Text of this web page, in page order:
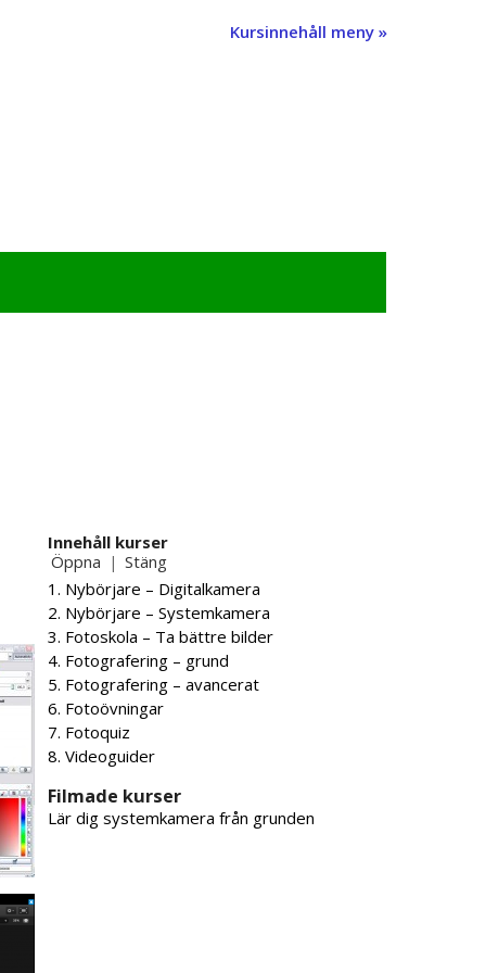
Kursinnehåll meny »
Innehåll kurser
Öppna | Stäng
1. Nybörjare – Digitalkamera
2. Nybörjare – Systemkamera
3. Fotoskola – Ta bättre bilder
4. Fotografering – grund
5. Fotografering – avancerat
6. Fotoövningar
7. Fotoquiz
8. Videoguider
Filmade kurser
Lär dig systemkamera från grunden